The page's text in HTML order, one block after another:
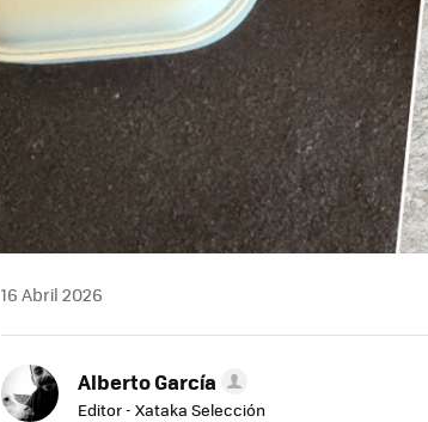
16 Abril 2026
Alberto García
Editor - Xataka Selección